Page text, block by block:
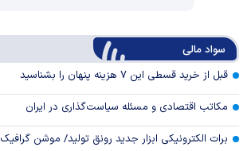
Video
سواد مالی
قبل از خرید قسطی این ۷ هزینه پنهان را بشناسید
مکاتب اقتصادی و مسئله سیاست‌گذاری در ایران
برات الکترونیکی ابزار جدید رونق تولید/ موشن گرافیک